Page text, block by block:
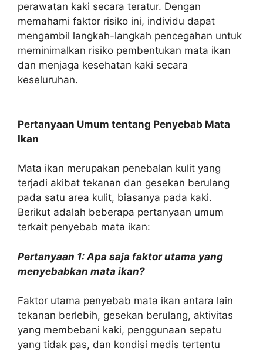
perawatan kaki secara teratur. Dengan
memahami faktor risiko ini, individu dapat
mengambil langkah-langkah pencegahan untuk
meminimalkan risiko pembentukan mata ikan
dan menjaga kesehatan kaki secara
keseluruhan.
Pertanyaan Umum tentang Penyebab Mata
Ikan
Mata ikan merupakan penebalan kulit yang
terjadi akibat tekanan dan gesekan berulang
pada satu area kulit, biasanya pada kaki.
Berikut adalah beberapa pertanyaan umum
terkait penyebab mata ikan:
Pertanyaan 1: Apa saja faktor utama yang
menyebabkan mata ikan?
Faktor utama penyebab mata ikan antara lain
tekanan berlebih, gesekan berulang, aktivitas
yang membebani kaki, penggunaan sepatu
yang tidak pas, dan kondisi medis tertentu